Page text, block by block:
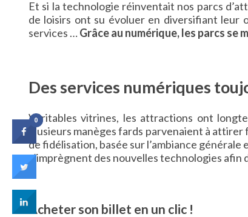
Et si la technologie réinventait nos parcs
de loisirs ont su évoluer en diversifiant leur
services …Grâce au numérique, les parcs
Des services numériques
Véritables vitrines, les attractions ont
plusieurs manèges fards parvenaient à
de fidélisation, basée sur l’ambiance
s’imprègnent des nouvelles technologies afin
Acheter son billet en un clic !
0